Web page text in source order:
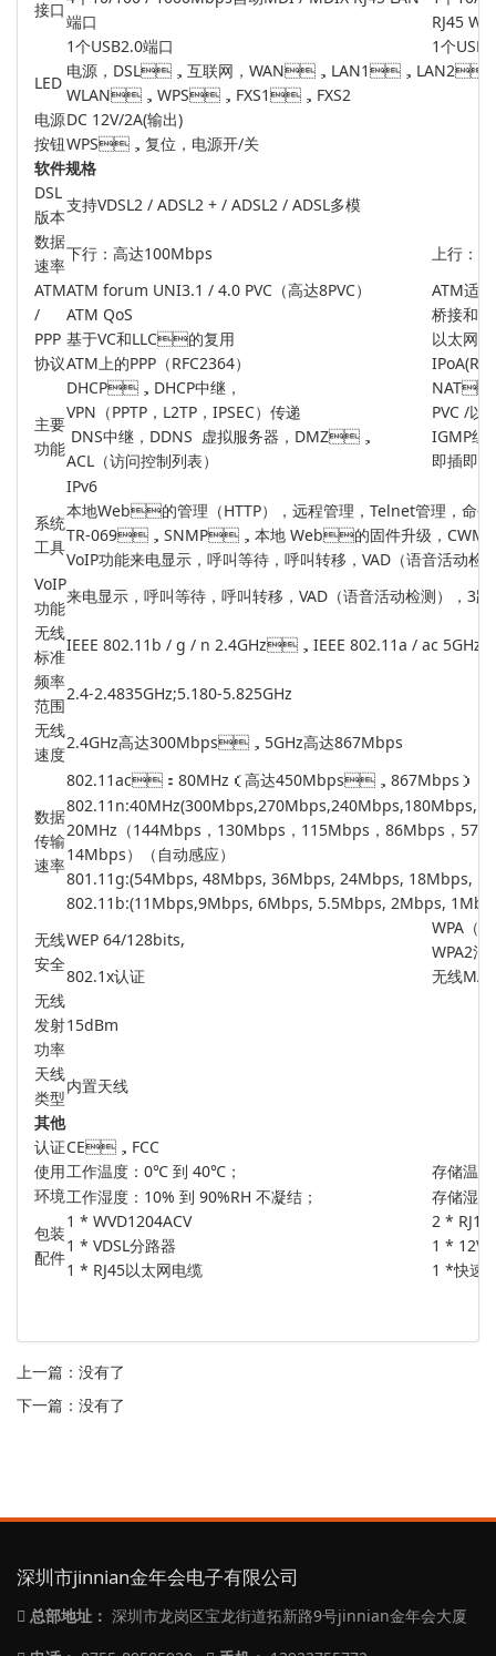
接口
端口
RJ45
1个USB2.0端口
1个
LED
电源，DSL，互联网，WAN，LAN1，
WLAN，WPS，FXS1，FXS2
电源DC 12V/2A(输出)
按钮WPS，复位，电源开/关
软件规格
DSL
版本
支持VDSL2 / ADSL2 + / ADSL2 / ADSL多模
数据
速率
下行：高达100Mbps
上行：
ATM
/
PPP
协议
ATM forum UNI3.1 / 4.0 PVC（高达8PVC）
ATM适
ATM QoS
桥接和
基于VC和LLC的复用
以太网
ATM上的PPP（RFC2364）
主要
功能
DHCP，DHCP中继，
NAT
VPN（PPTP，L2TP，IPSEC）传递
PVC /以
DNS中继，DDNS 虚拟服务器，DMZ，
IGMP组
ACL（访问控制列表）
即插即用
IPv6
系统
工具
本地Web的管理（HTTP），远程管理，Telnet管理，命令
TR-069，SNMP，本地 Web的固件升级，
VoIP功能来电显示，呼叫等待，呼叫转移，VAD（语音活动检
VoIP
功能
来电显示，呼叫等待，呼叫转移，VAD（语音活动检测），3
无线
标准
IEEE 802.11b / g / n 2.4GHz，IEEE 802.11a / ac 5GHz
频率
范围
2.4-2.4835GHz;5.180-5.825GHz
无线
速度
2.4GHz高达300Mbps，5GHz高达867Mbps
数据
传输
速率
802.11ac：80MHz（高达450Mbps，867Mbps）
20MHz（144Mbps，130Mbps，115Mbps，86Mbps，
14Mbps）（自动感应）
801.11g:(54Mbps, 48Mbps, 36Mbps, 24Mbps, 18Mbps,
802.11b:(11Mbps,9Mbps, 6Mbps, 5.5Mbps, 2Mbps,
无线
安全
WEP 64/128bits,
WPA（
WPA2混
802.1x认证
无线
无线
发射
功率
15dBm
天线
类型
内置天线
其他
认证CE，FCC
使用
环境
工作温度：0℃ 到 40℃；
存储温
工作湿度：10% 到 90%RH 不凝结；
存储湿度
包装
配件
1 * WVD1204ACV
2 * RJ11
1 * VDSL分路器
1 * 12V
1 * RJ45以太网电缆
1 *快速
上一篇：没有了
下一篇：没有了
深圳市jinnian金年会电子有限公司
总部地址： 深圳市龙岗区宝龙街道拓新路9号jinnian金年会大厦